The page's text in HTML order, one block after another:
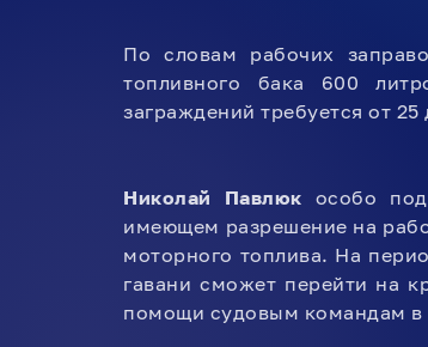
По словам рабочих
топливного бака 600
заграждений требуется от 25
Николай Павлюк особо
имеющем разрешение на
моторного топлива. На
гавани сможет перейти на
помощи судовым командам в